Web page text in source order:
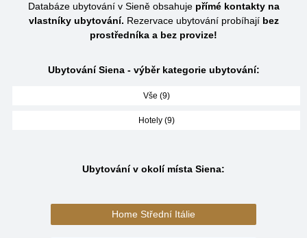
Databáze ubytování v Sieně obsahuje přímé kontakty na
vlastníky ubytování. Rezervace ubytování probíhají bez
prostředníka a bez provize!
Ubytování Siena - výběr kategorie ubytování:
Vše (9)
Hotely (9)
Ubytování v okolí místa Siena:
Home Střední Itálie